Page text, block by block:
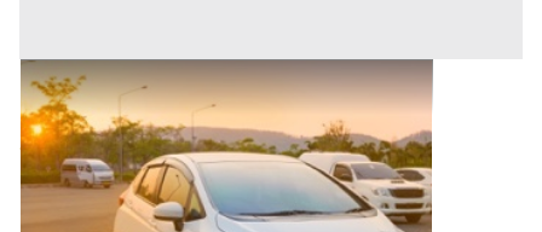
Autovetture all'asta a Nuoro
Nuoro (Nuoro)
Base d'asta
270 €
30/12/2999